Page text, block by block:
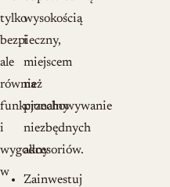
tylko
bezpieczny,
ale
również
funkcjonalny
i
wygodny
w
wysokością
i
miejscem
na
przechowywanie
niezbędnych
akcesoriów.
Zainwestuj